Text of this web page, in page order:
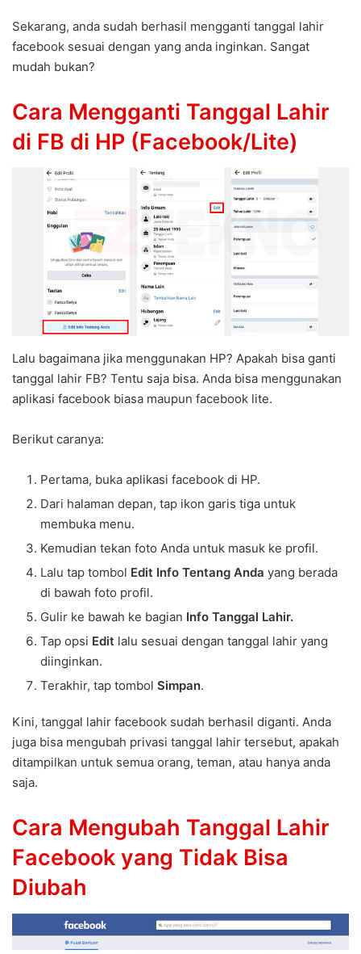
Sekarang, anda sudah berhasil mengganti tanggal lahir
facebook sesuai dengan yang anda inginkan. Sangat
mudah bukan?
Cara Mengganti Tanggal Lahir
di FB di HP (Facebook/Lite)
Lalu bagaimana jika menggunakan HP? Apakah bisa ganti
tanggal lahir FB? Tentu saja bisa. Anda bisa menggunakan
aplikasi facebook biasa maupun facebook lite.
Berikut caranya:
Pertama, buka aplikasi facebook di HP.
Dari halaman depan, tap ikon garis tiga untuk
membuka menu.
Kemudian tekan foto Anda untuk masuk ke profil.
Lalu tap tombol Edit Info Tentang Anda yang berada
di bawah foto profil.
Gulir ke bawah ke bagian Info Tanggal Lahir.
Tap opsi Edit lalu sesuai dengan tanggal lahir yang
diinginkan.
Terakhir, tap tombol Simpan.
Kini, tanggal lahir facebook sudah berhasil diganti. Anda
juga bisa mengubah privasi tanggal lahir tersebut, apakah
ditampilkan untuk semua orang, teman, atau hanya anda
saja.
Cara Mengubah Tanggal Lahir
Facebook yang Tidak Bisa
Diubah